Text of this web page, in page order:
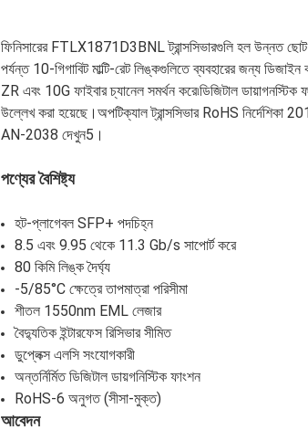
ফিনিসারের FTLX1871D3BNL ট্রান্সসিভারগুলি হল উন্নত
পর্যন্ত 10-গিগাবিট মাল্টি-রেট লিঙ্কগুলিতে ব্যবহারের জন্য
ZR এবং 10G ফাইবার চ্যানেল সমর্থন করে৷ডিজিটাল
উল্লেখ করা হয়েছে।অপটিক্যাল ট্রান্সসিভার RoHS
AN-2038 দেখুন5।
পণ্যের বৈশিষ্ট্য
হট-প্লাগেবল SFP+ পদচিহ্ন
8.5 এবং 9.95 থেকে 11.3 Gb/s সাপোর্ট করে
80 কিমি লিঙ্ক দৈর্ঘ্য
-5/85°C ক্ষেত্রে তাপমাত্রা পরিসীমা
শীতল 1550nm EML লেজার
বৈদ্যুতিক ইন্টারফেস রিসিভার সীমিত
ডুপ্লেক্স এলসি সংযোগকারী
অন্তর্নির্মিত ডিজিটাল ডায়গনিস্টিক ফাংশন
RoHS-6 অনুগত (সীসা-মুক্ত)
আবেদন